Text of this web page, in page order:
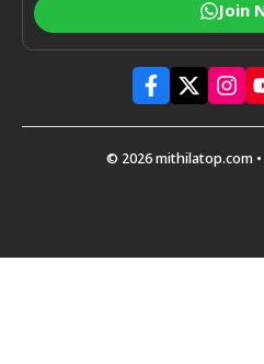
Join
© 2026 mithilatop.com